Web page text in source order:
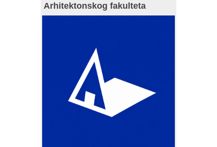
Arhitektonskog fakulteta